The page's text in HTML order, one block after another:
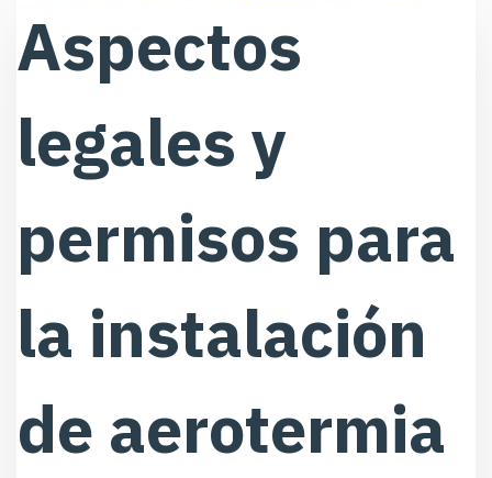
Aspectos
legales y
permisos para
la instalación
de aerotermia